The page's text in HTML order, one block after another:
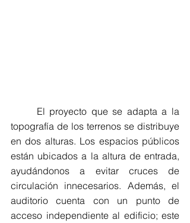
topografía de los terrenos se distribuye
en dos alturas. Los espacios públicos
están ubicados a la altura de entrada,
ayudándonos a evitar cruces de
circulación innecesarios. Además, el
auditorio cuenta con un punto de
acceso independiente al edificio; este